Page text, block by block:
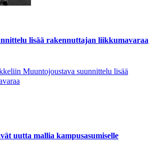
lisää rakennuttajan liikkumavaraa
Muuntojoustava suunnittelu lisää
uutta mallia kampusasumiselle